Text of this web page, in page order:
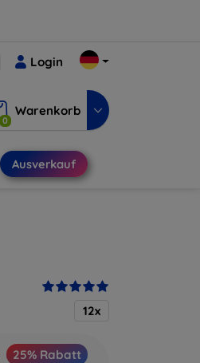
Login
0
Warenkorb
Ausverkauf
12x
25% Rabatt